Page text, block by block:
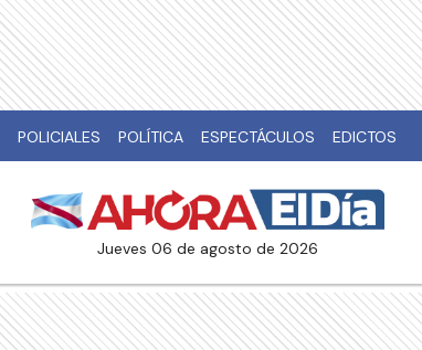
POLICIALES POLÍTICA ESPECTÁCULOS EDICTOS
jueves 06 de agosto de 2026